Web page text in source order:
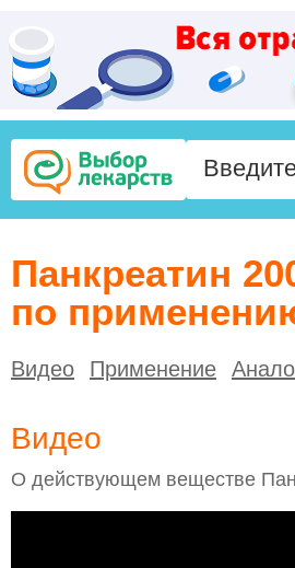
Панкреатин
по
Видео Применение
Видео
О действующем веществе